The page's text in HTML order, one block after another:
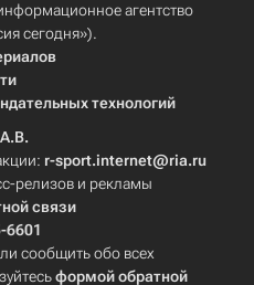
агентство
сегодня»).
технологий
r-sport.internet@ria.ru
релизов и рекламы
связи
6601
сообщить обо всех
формой обратной